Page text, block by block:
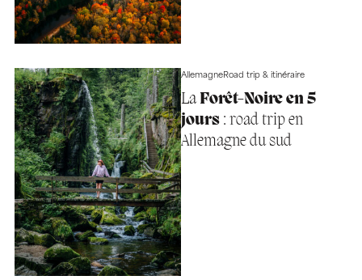
AllemagneRoad trip & itinéraire
LaForêt-Noire en 5
jours: road trip en
Allemagne du sud